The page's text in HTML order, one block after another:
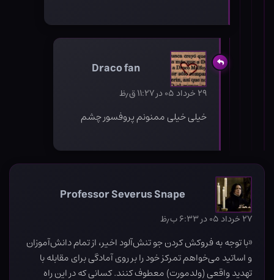
Draco fan
۲۹ خرداد ۰۵ در ۱۱:۲۷ ق٫ظ
خیلی خیلی ممنونم پروفسور چشم
Professor Severus Snape
۲۷ خرداد ۰۵ در ۶:۳۳ ب٫ظ
«با توجه به فروکش کردن جو تنش‌آلود اخیر، از تمام دانش‌آموزان
و اساتید می‌خواهم تمرکز خود را بر روی آمادگی برای مقابله با
تهدید واقعی (ولدمورت) معطوف کنند. کسانی که در این راه